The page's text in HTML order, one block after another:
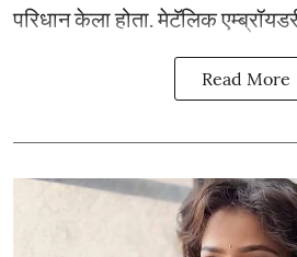
परिधान केला होता. मेटॅलिक
Read More